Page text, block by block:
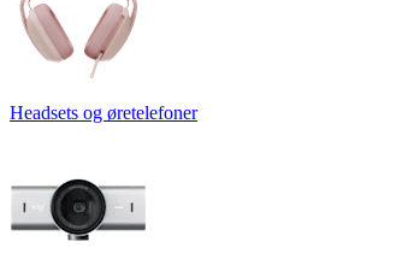
Headsets og øretelefoner